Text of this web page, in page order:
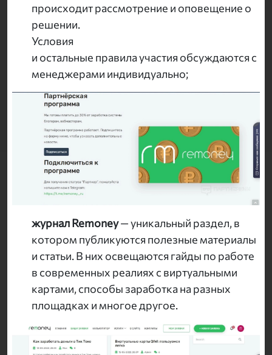
происходит рассмотрение и оповещение о
решении.
Условия
и остальные правила участия обсуждаются с
менеджерами индивидуально;
журнал Remoney— уникальный раздел, в
котором публикуются полезные материалы
и статьи. В них освещаются гайды по работе
в современных реалиях с виртуальными
картами, способы заработка на разных
площадках и многое другое.